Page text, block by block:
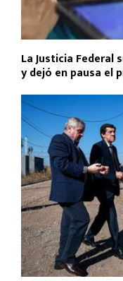
La Justicia Federal
y dejó en pausa el